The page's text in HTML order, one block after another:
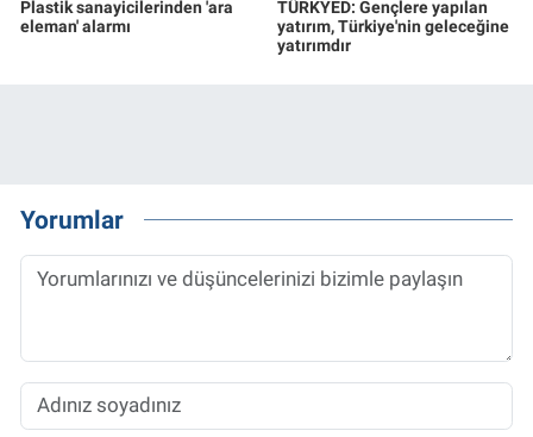
Plastik sanayicilerinden 'ara
eleman' alarmı
TÜRKYED: Gençlere yapılan
yatırım, Türkiye'nin geleceğine
yatırımdır
Yorumlar